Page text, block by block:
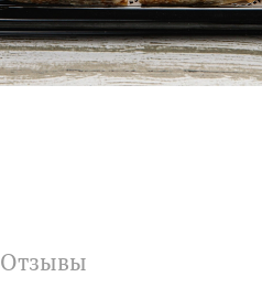
Отзывы